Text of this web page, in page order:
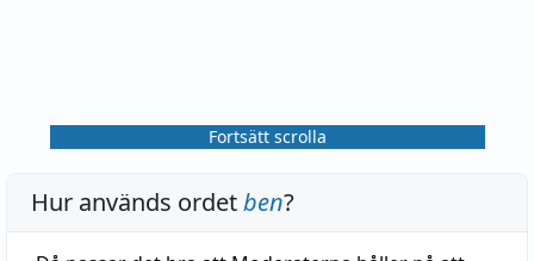
Fortsätt scrolla
Hur används ordetben?